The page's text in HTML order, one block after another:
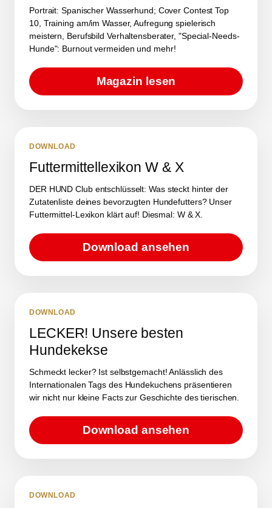
Portrait: Spanischer Wasserhund; Cover Contest Top
10, Training am/im Wasser, Aufregung spielerisch
meistern, Berufsbild Verhaltensberater, "Special-Needs-
Hunde": Burnout vermeiden und mehr!
Magazin lesen
DOWNLOAD
Futtermittellexikon W & X
DER HUND Club entschlüsselt: Was steckt hinter der
Zutatenliste deines bevorzugten Hundefutters? Unser
Futtermittel-Lexikon klärt auf! Diesmal: W & X.
Download ansehen
DOWNLOAD
LECKER! Unsere besten
Hundekekse
Schmeckt lecker? Ist selbstgemacht! Anlässlich des
Internationalen Tags des Hundekuchens präsentieren
wir nicht nur kleine Facts zur Geschichte des tierischen.
Download ansehen
DOWNLOAD